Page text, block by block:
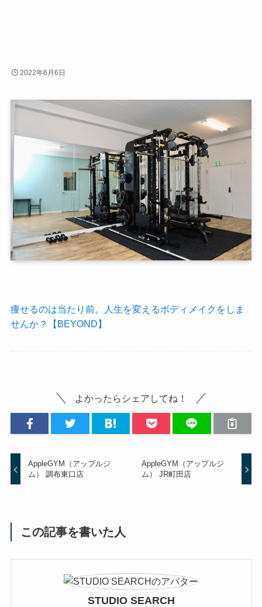
2022年6月6日
痩せるのは当たり前。人生を変えるボディメイクをしま
せんか？【BEYOND】
よかったらシェアしてね！
AppleGYM（アップルジ
ム） 調布東口店
AppleGYM（アップルジ
ム） JR町田店
この記事を書いた人
STUDIO SEARCH